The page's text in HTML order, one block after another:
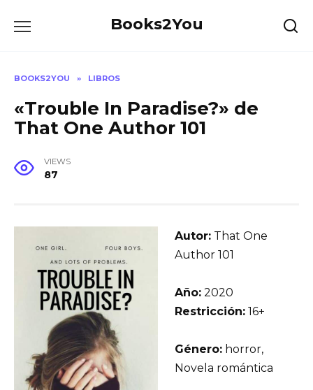
Books2You
BOOKS2YOU » LIBROS
«Trouble In Paradise?» de
That One Author 101
VIEWS
87
Autor: That One
Author 101
Año: 2020
Restricción: 16+
Género: horror,
Novela romántica